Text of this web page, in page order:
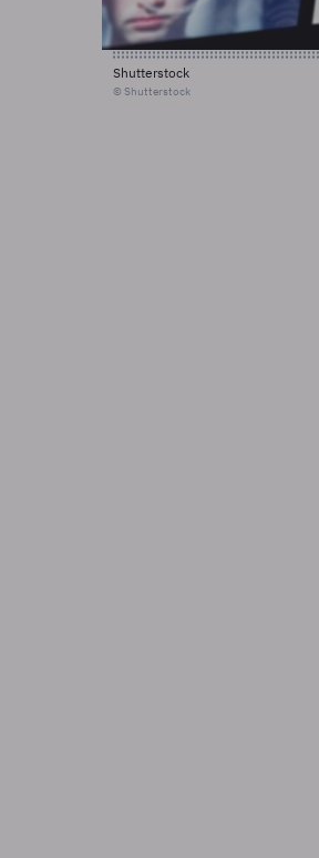
Shutterstock
© Shutterstock